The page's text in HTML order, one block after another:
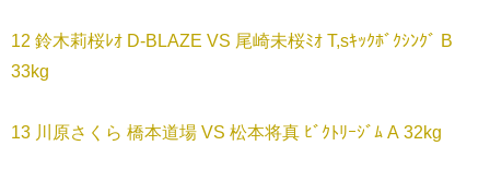
12 鈴木莉桜ﾚｵ D-BLAZE VS 尾崎未桜ﾐｵ T,sｷｯｸﾎﾞｸｼﾝｸﾞ B
33kg
13 川原さくら 橋本道場 VS 松本将真 ﾋﾞｸﾄﾘｰｼﾞﾑ A 32kg